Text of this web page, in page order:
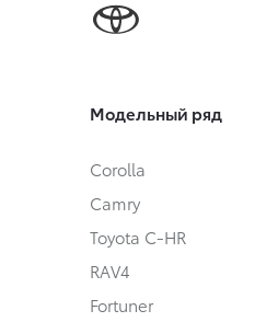
Модельный ряд
Corolla
Camry
Toyota C-HR
RAV4
Fortuner